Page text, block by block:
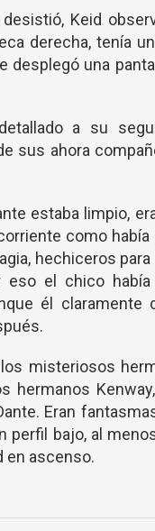
Keid
derecha, tenía
una
a su
sus ahora
estaba limpio,
como
hechiceros
eso el chico
él claramente
misteriosos
hermanos
Eran
perfil bajo, al
en ascenso.